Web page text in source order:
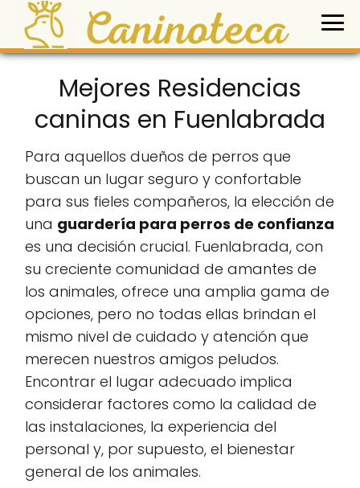
Mejores Residencias
caninas en Fuenlabrada
Para aquellos dueños de perros que
buscan un lugar seguro y confortable
para sus fieles compañeros, la elección de
una guardería para perros de confianza
es una decisión crucial. Fuenlabrada, con
su creciente comunidad de amantes de
los animales, ofrece una amplia gama de
opciones, pero no todas ellas brindan el
mismo nivel de cuidado y atención que
merecen nuestros amigos peludos.
Encontrar el lugar adecuado implica
considerar factores como la calidad de
las instalaciones, la experiencia del
personal y, por supuesto, el bienestar
general de los animales.